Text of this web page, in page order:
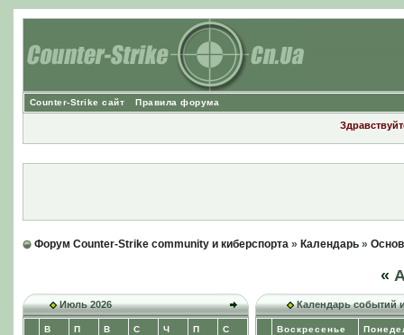
Counter-Strike сайт Правила форума
Форум Counter-Strike community и киберспорта» Календарь»
«
Июль 2026
В П В С Ч П С
Календарь событий
Воскресенье